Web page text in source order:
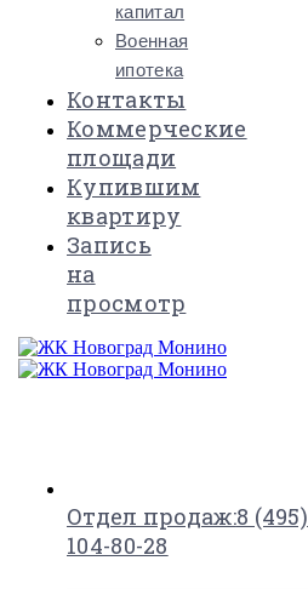
капитал
Военная
ипотека
Контакты
Коммерческие
площади
Купившим
квартиру
Запись
на
просмотр
Отдел продаж:8 (495)
104-80-28